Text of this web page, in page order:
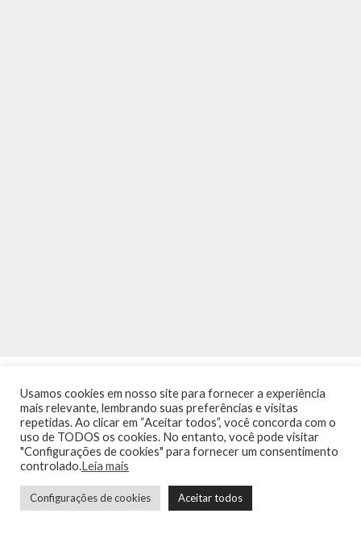
INÍCIO NOTÍCIAS
TERMOS DE USO / POLÍTICA DE PRIVACIDADE
Usamos cookies em nosso site para fornecer a experiência
mais relevante, lembrando suas preferências e visitas
repetidas. Ao clicar em “Aceitar todos”, você concorda com o
uso de TODOS os cookies. No entanto, você pode visitar
"Configurações de cookies" para fornecer um consentimento
controlado.Leia mais
Configurações de cookies Aceitar todos